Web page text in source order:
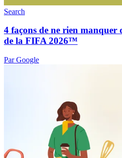
Search
4 façons de ne rien manquer
de la FIFA 2026™
Par Google